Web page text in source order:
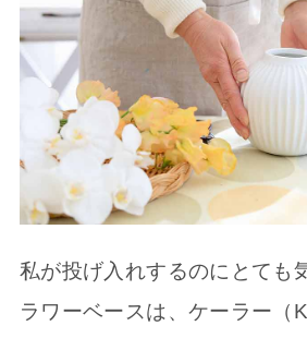
私が投げ入れするのにとても
ラワーベースは、ケーラー（